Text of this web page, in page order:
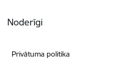
Noderīgi
Privātuma politika